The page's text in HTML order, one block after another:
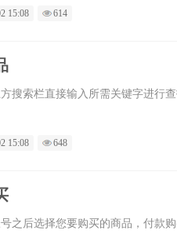
15:08 614
搜索栏直接输入所需关键字进行
15:08 648
之后选择您要购买的商品，付款